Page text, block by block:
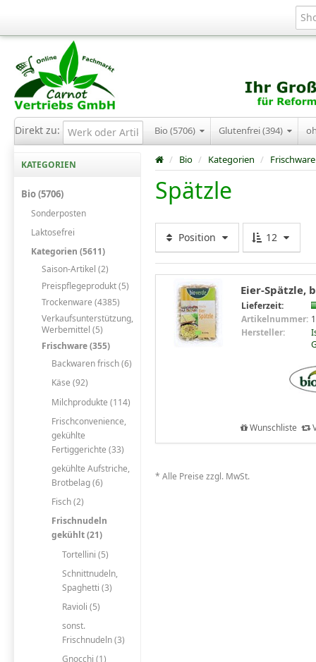
Direkt zu: Bio (5706) Glutenfrei (394)
KATEGORIEN
Bio (5706)
Sonderposten
Laktosefrei
Kategorien (5611)
Saison-Artikel (2)
Preispflegeprodukt (5)
Trockenware (4385)
Verkaufsunterstützung,
Werbemittel (5)
Frischware (355)
Backwaren frisch (6)
Käse (92)
Milchprodukte (114)
Frischconvenience,
gekühlte
Fertiggerichte (33)
gekühlte Aufstriche,
Brotbelag (6)
Fisch (2)
Frischnudeln
gekühlt (21)
Tortellini (5)
Schnittnudeln,
Spaghetti (3)
Ravioli (5)
sonst.
Frischnudeln (3)
Gnocchi (1)
/ Bio / Kategorien / Frischware
Spätzle
Position 12
Eier-Spätzle,
Lieferzeit:
Artikelnummer:
Hersteller:
Wunschliste
* Alle Preise zzgl. MwSt.